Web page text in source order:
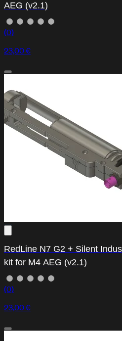
AEG (v2.1)
(0)
23,00 €
RedLine N7 G2 + Silent
kit for M4 AEG (v2.1)
(0)
23,00 €